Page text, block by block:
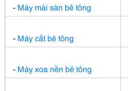
- Máy mài sàn bê tông
- Máy cắt bê tông
- Máy xoa nền bê tông